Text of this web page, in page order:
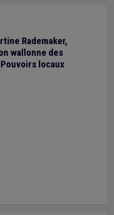
Rademaker,
wallonne des
locaux